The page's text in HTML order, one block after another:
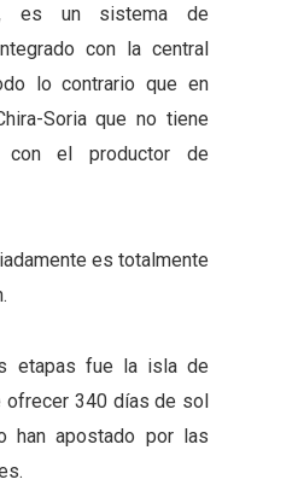
es un sistema de
con la central
lo contrario que en
Soria que no tiene
con el productor de
es totalmente
etapas fue la isla de
ofrecer 340 días de sol
han apostado por las